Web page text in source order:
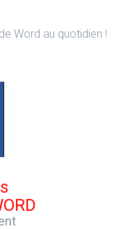
Word au quotidien !